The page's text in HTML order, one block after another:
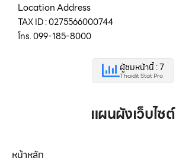
Location Address
TAX ID : 0275566000744
โทร. 099-185-8000
ผู้ชมหน้านี้ : 7
Thaidit Stat Pro
แผนผังเว็บไซต์
หน้าหลัก